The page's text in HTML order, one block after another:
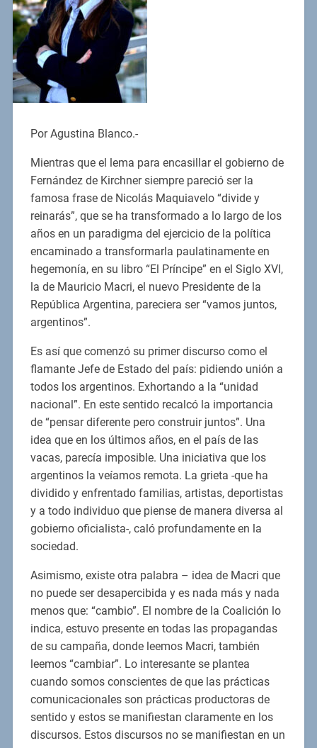
Por Agustina Blanco.-
Mientras que el lema para encasillar el gobierno de
Fernández de Kirchner siempre pareció ser la
famosa frase de Nicolás Maquiavelo “divide y
reinarás”, que se ha transformado a lo largo de los
años en un paradigma del ejercicio de la política
encaminado a transformarla paulatinamente en
hegemonía, en su libro “El Príncipe” en el Siglo XVI,
la de Mauricio Macri, el nuevo Presidente de la
República Argentina, pareciera ser “vamos juntos,
argentinos”.
Es así que comenzó su primer discurso como el
flamante Jefe de Estado del país: pidiendo unión a
todos los argentinos. Exhortando a la “unidad
nacional”. En este sentido recalcó la importancia
de “pensar diferente pero construir juntos”. Una
idea que en los últimos años, en el país de las
vacas, parecía imposible. Una iniciativa que los
argentinos la veíamos remota. La grieta -que ha
dividido y enfrentado familias, artistas, deportistas
y a todo individuo que piense de manera diversa al
gobierno oficialista-, caló profundamente en la
sociedad.
Asimismo, existe otra palabra – idea de Macri que
no puede ser desapercibida y es nada más y nada
menos que: “cambio”. El nombre de la Coalición lo
indica, estuvo presente en todas las propagandas
de su campaña, donde leemos Macri, también
leemos “cambiar”. Lo interesante se plantea
cuando somos conscientes de que las prácticas
comunicacionales son prácticas productoras de
sentido y estos se manifiestan claramente en los
discursos. Estos discursos no se manifiestan en un